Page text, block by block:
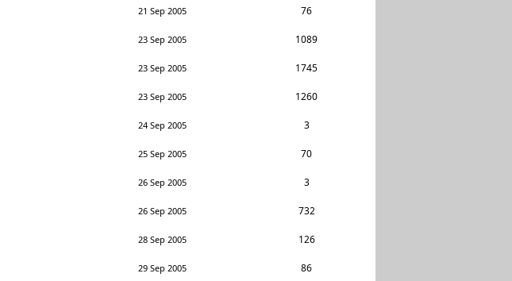
21 Sep 2005 76
23 Sep 2005 1089
23 Sep 2005 1745
23 Sep 2005 1260
24 Sep 2005 3
25 Sep 2005 70
26 Sep 2005 3
26 Sep 2005 732
28 Sep 2005 126
29 Sep 2005 86